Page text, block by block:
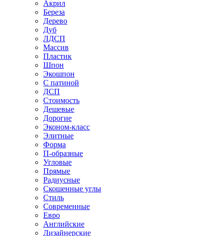
Акрил
Береза
Дерево
Дуб
ЛДСП
Массив
Пластик
Шпон
Экошпон
С патиной
ДСП
Стоимость
Дешевые
Дорогие
Эконом-класс
Элитные
Форма
П-образные
Угловые
Прямые
Радиусные
Скошенные углы
Стиль
Современные
Евро
Английские
Дизайнерские